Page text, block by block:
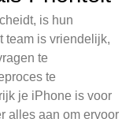
is hun
team is vriendelijk,
te
te
je iPhone is voor
alles aan om ervoor